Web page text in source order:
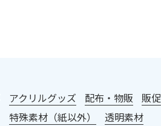
アクリルグッズ 配布・物販 販促
特殊素材（紙以外）
透明素材